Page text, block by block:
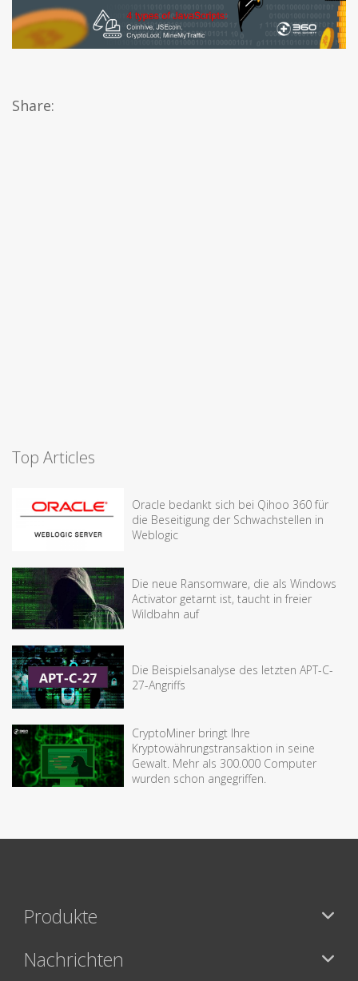
Share:
Top Articles
Oracle bedankt sich bei Qihoo 360 für
die Beseitigung der Schwachstellen in
Weblogic
Die neue Ransomware, die als Windows
Activator getarnt ist, taucht in freier
Wildbahn auf
Die Beispielsanalyse des letzten APT-C-
27-Angriffs
CryptoMiner bringt Ihre
Kryptowährungstransaktion in seine
Gewalt. Mehr als 300.000 Computer
wurden schon angegriffen.
Produkte
Nachrichten